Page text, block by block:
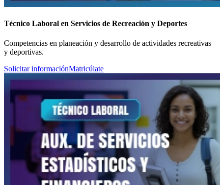
Técnico Laboral en Servicios de Recreación y Deportes
Competencias en planeación y desarrollo de actividades recreativas
y deportivas.
Solicitar informaciónMatricúlate